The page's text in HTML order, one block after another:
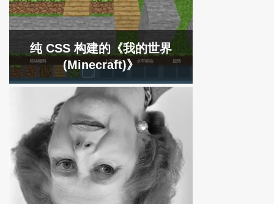
纯 CSS 构建的《我的世界
(Minecraft)》